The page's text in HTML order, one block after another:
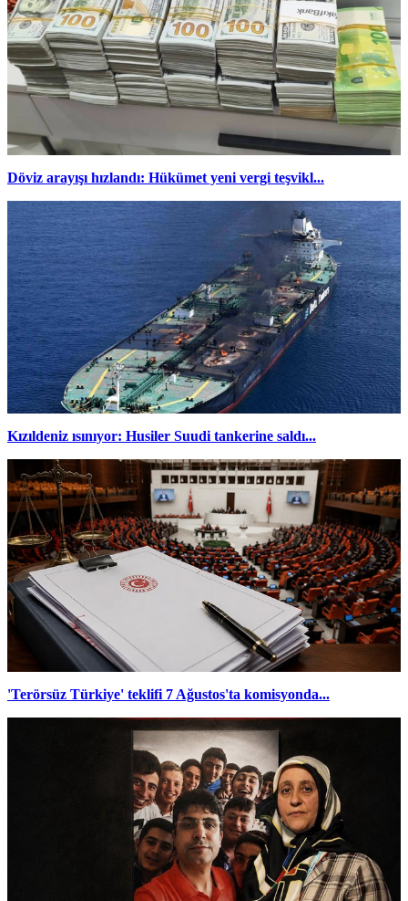
Döviz arayışı hızlandı: Hükümet yeni vergi teşvikl...
Kızıldeniz ısınıyor: Husiler Suudi tankerine saldı...
'Terörsüz Türkiye' teklifi 7 Ağustos'ta komisyonda...